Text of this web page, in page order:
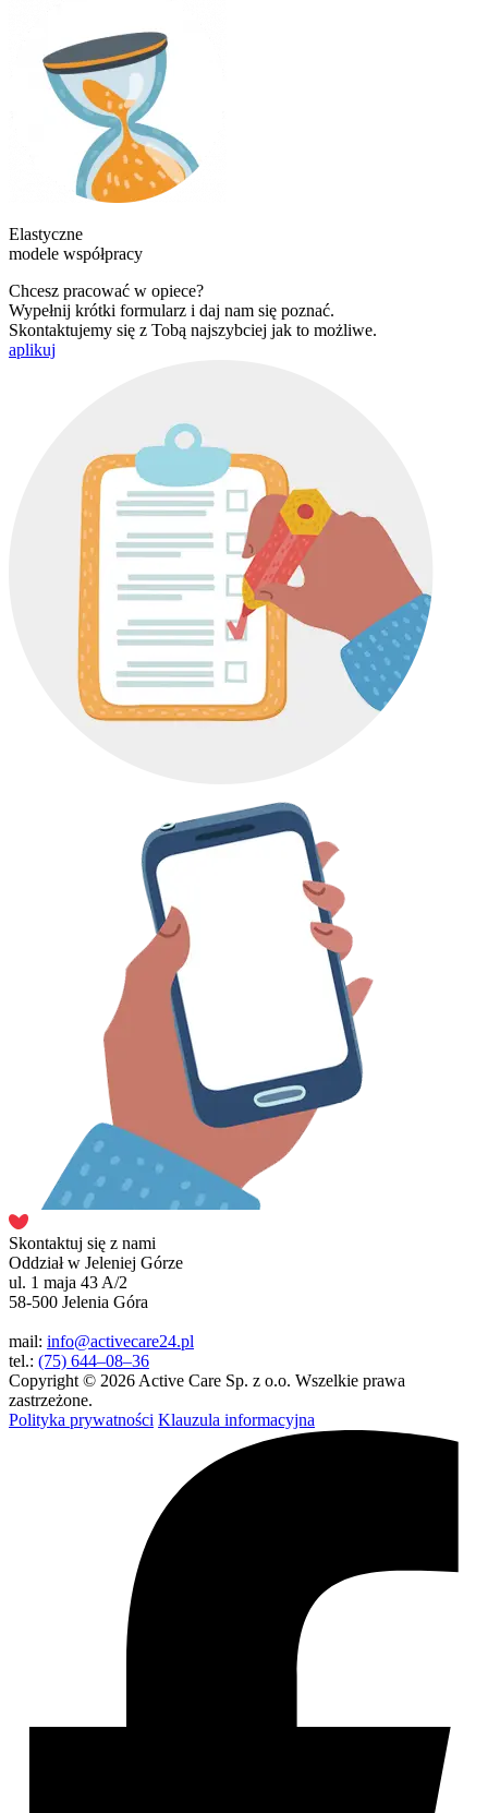
Elastyczne
modele współpracy
Chcesz pracować w opiece?
Wypełnij krótki formularz i daj nam się poznać.
Skontaktujemy się z Tobą najszybciej jak to możliwe.
aplikuj
Skontaktuj się z nami
Oddział w Jeleniej Górze
ul. 1 maja 43 A/2
58-500 Jelenia Góra
mail: info@activecare24.pl
tel.: (75) 644–08–36
Copyright © 2026 Active Care Sp. z o.o. Wszelkie prawa
zastrzeżone.
Polityka prywatności Klauzula informacyjna